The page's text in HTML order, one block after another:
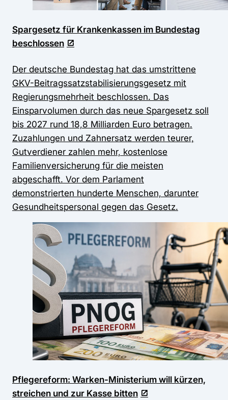
Spargesetz für Krankenkassen im Bundestag
beschlossen
Der deutsche Bundestag hat das umstrittene
GKV-Beitragssatzstabilisierungsgesetz mit
Regierungsmehrheit beschlossen. Das
Einsparvolumen durch das neue Spargesetz soll
bis 2027 rund 18,8 Milliarden Euro betragen.
Zuzahlungen und Zahnersatz werden teurer,
Gutverdiener zahlen mehr, kostenlose
Familienversicherung für die meisten
abgeschafft. Vor dem Parlament
demonstrierten hunderte Menschen, darunter
Gesundheitspersonal gegen das Gesetz.
Pflegereform: Warken-Ministerium will kürzen,
streichen und zur Kasse bitten